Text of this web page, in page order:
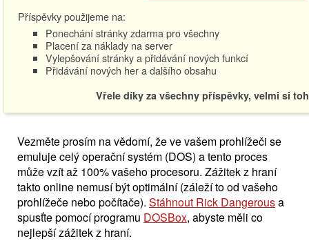
Příspěvky použijeme na:
Ponechání stránky zdarma pro všechny
Placení za náklady na server
Vylepšování stránky a přidávání nových funkcí
Přidávání nových her a dalšího obsahu
Vřele díky za všechny příspěvky, velmi si
Vezměte prosím na vědomí, že ve vašem prohlížeči se
emuluje celý operační systém (DOS) a tento proces
může vzít až 100% vašeho procesoru. Zážitek z hraní
takto online nemusí být optimální (záleží to od vašeho
prohlížeče nebo počítače). Stáhnout Rick Dangerousa
spusťte pomocí programu DOSBox, abyste měli co
nejlepší zážitek z hraní.